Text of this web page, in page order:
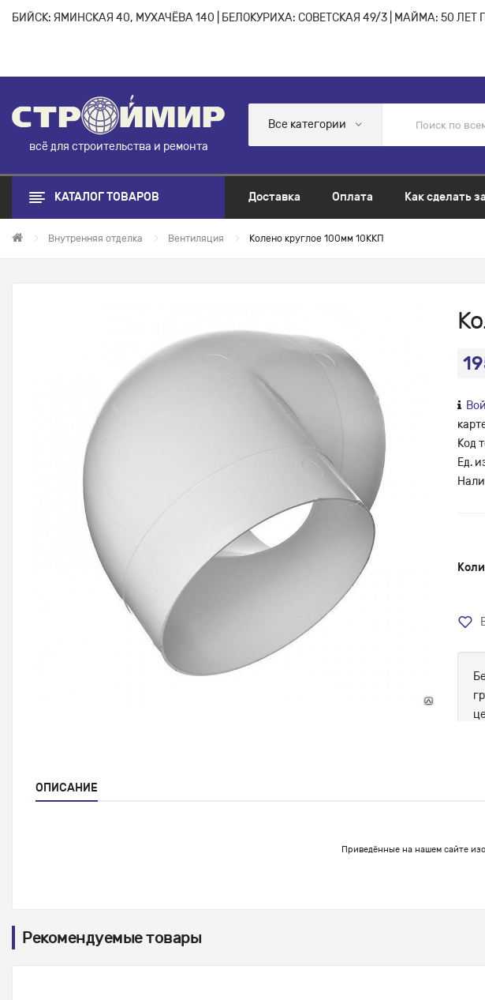
БИЙСК: ЯМИНСКАЯ 40, МУХАЧЁВА 140 | БЕЛОКУРИХА: СОВЕТСКАЯ 49/3 | МАЙМА: 50 ЛЕТ
всё для строительства и ремонта
Все категории
КАТАЛОГ ТОВАРОВ Доставка Оплата Как сделать
Внутренняя отделка Вентиляция Колено круглое 100мм 10ККП
Код
Ед.
ОПИСАНИЕ
Приведённые на нашем сайте
Рекомендуемые товары